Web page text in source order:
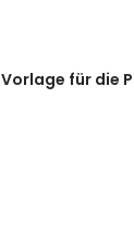
Vorlage für die